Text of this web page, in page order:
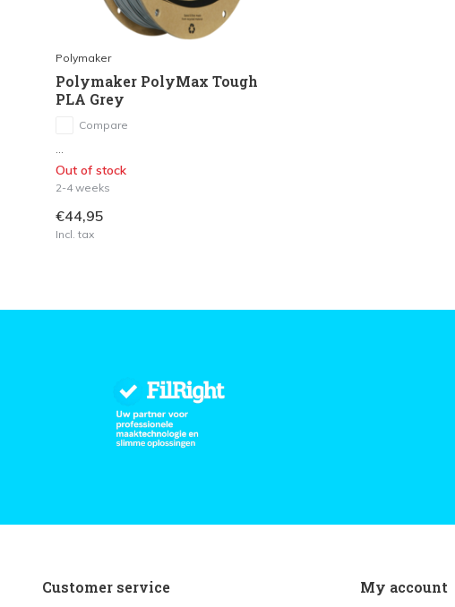
Polymaker
Polymaker PolyMax Tough
PLA Grey
Compare
Out of stock
2-4 weeks
€44,95
Incl. tax
Customer service My account